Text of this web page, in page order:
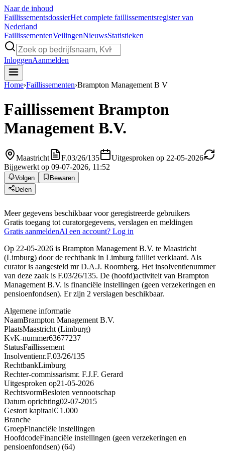
Naar de inhoud
FaillissementsdossierHet complete faillissementsregister van
Nederland
FaillissementenVeilingenNieuwsStatistieken
InloggenAanmelden
Home›Faillissementen›Brampton Management B V
Faillissement Brampton
Management B.V.
Maastricht F.03/26/135
Uitgesproken op 22-05-2026
Bijgewerkt op 09-07-2026, 11:52
Volgen
Bewaren
Delen
Meer gegevens beschikbaar voor geregistreerde gebruikers
Gratis toegang tot curatorgegevens, verslagen en meldingen
Gratis aanmeldenAl een account? Log in
Op 22-05-2026 is Brampton Management B.V. te Maastricht
(Limburg) door de rechtbank in Limburg failliet verklaard. Als
curator is aangesteld mr D.A.J. Roomberg. Het insolventienummer
van deze zaak is F.03/26/135. De (hoofd)activiteit van Brampton
Management B.V. is financiële instellingen (geen verzekeringen en
pensioenfondsen). Er zijn 2 verslagen beschikbaar.
Algemene informatie
NaamBrampton Management B.V.
PlaatsMaastricht (Limburg)
KvK-nummer63677237
StatusFaillissement
Insolventienr.F.03/26/135
RechtbankLimburg
Rechter-commissarismr. F.J.F. Gerard
Uitgesproken op21-05-2026
RechtsvormBesloten vennootschap
Datum oprichting02-07-2015
Gestort kapitaal€ 1.000
Branche
GroepFinanciële instellingen
HoofdcodeFinanciële instellingen (geen verzekeringen en
pensioenfondsen) (64)